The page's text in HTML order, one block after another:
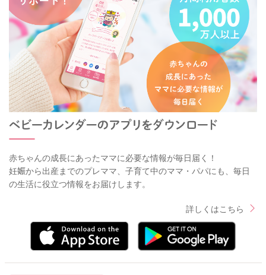
赤ちゃんの成長にあったママに必要な情報が毎日届く！
妊娠から出産までのプレママ、子育て中のママ・パパにも、毎日
の生活に役立つ情報をお届けします。
詳しくはこちら